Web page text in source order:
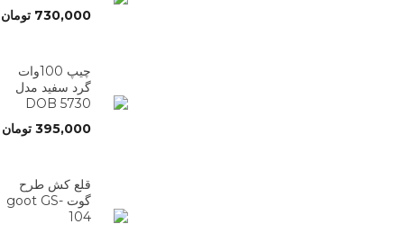
730,000 تومان
چیپ 100وات
گرد سفید مدل
5730 DOB
395,000 تومان
قلع کش طرح
گوت goot GS-
104